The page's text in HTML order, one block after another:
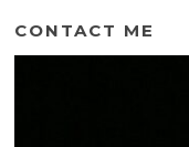
CONTACT ME